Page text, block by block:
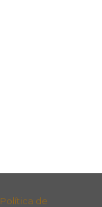
Política de